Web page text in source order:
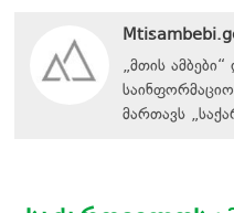
„მთის
მართავს „